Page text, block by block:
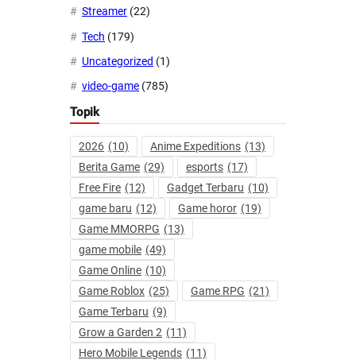
Streamer (22)
Tech (179)
Uncategorized (1)
video-game (785)
Topik
2026 (10) Anime Expeditions (13)
Berita Game (29) esports (17)
Free Fire (12) Gadget Terbaru (10)
game baru (12) Game horor (19)
Game MMORPG (13)
game mobile (49)
Game Online (10)
Game Roblox (25) Game RPG (21)
Game Terbaru (9)
Grow a Garden 2 (11)
Hero Mobile Legends (11)